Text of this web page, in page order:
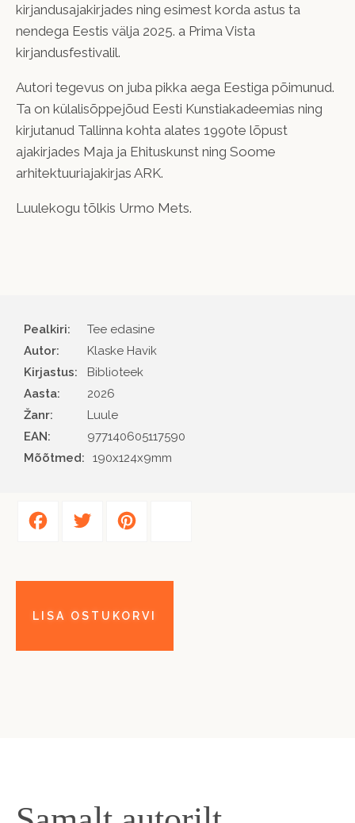
kirjandusajakirjades ning esimest korda astus ta
nendega Eestis välja 2025. a Prima Vista
kirjandusfestivalil.
Autori tegevus on juba pikka aega Eestiga põimunud.
Ta on külalisõppejõud Eesti Kunstiakadeemias ning
kirjutanud Tallinna kohta alates 1990te lõpust
ajakirjades Maja ja Ehituskunst ning Soome
arhitektuuriajakirjas ARK.
Luulekogu tõlkis Urmo Mets.
Pealkiri:
Tee edasine
Autor
Klaske Havik
Kirjastus
Biblioteek
Aasta
2026
Žanr
Luule
EAN
977140605117590
Mõõtmed:
190x124x9mm